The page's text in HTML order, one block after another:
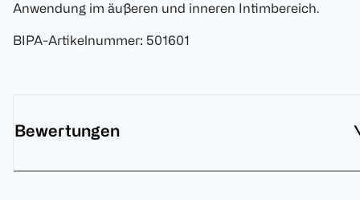
Anwendung im äußeren und inneren Intimbereich.
BIPA-Artikelnummer: 501601
Bewertungen